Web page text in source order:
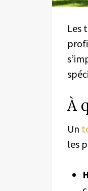
Les
À
Un
les